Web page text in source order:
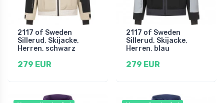
2117 of Sweden
Sillerud, Skijacke,
Herren, schwarz
279 EUR
2117 of Sweden
Sillerud, Skijacke,
Herren, blau
279 EUR